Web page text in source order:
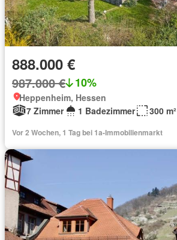
888.000 €
987.000 € 10%
Heppenheim, Hessen
7 Zimmer
1 Badezimmer 300 m²
Vor 2 Wochen, 1 Tag bei 1a-Immobilienmarkt